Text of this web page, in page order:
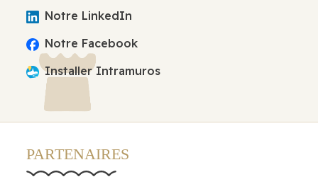
Notre LinkedIn
Notre Facebook
Installer Intramuros
PARTENAIRES